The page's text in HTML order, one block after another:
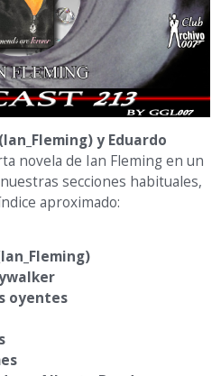
y Eduardo
novela de Ian Fleming en un
secciones habituales,
aproximado:
oyentes